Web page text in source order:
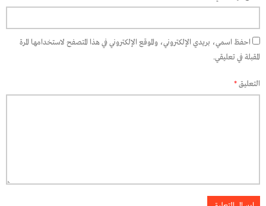
احفظ اسمي، بريدي الإلكتروني، والموقع الإلكتروني في هذا المتصفح لاستخدامها المرة
المقبلة في تعليقي.
التعليق*